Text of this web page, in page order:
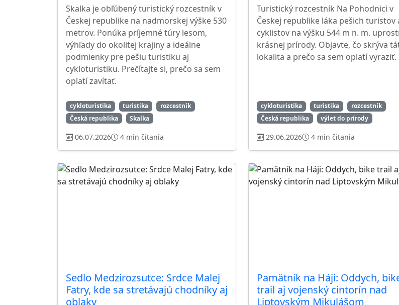
Skalka je obľúbený turistický rozcestník v
Českej republike na nadmorskej výške 530
metrov. Ponúka príjemné túry lesom,
výhľady do okolitej krajiny a ideálne
podmienky pre pešiu turistiku aj
cykloturistiku. Prečítajte si, prečo sa sem
oplatí zavítať.
cykloturistika turistika
rozcestník
Česká republika
Skalka
06.07.2026 4 min čítania
Turistický rozcestník Na Pohodnici v
Českej republike láka pešich turistov
cyklistov na výšku 544 m n. m.
krásnej prírody. Objavte, čo skrýva
lokalita a prečo sa sem oplatí vyraziť.
cykloturistika turistika
rozcestník
Česká republika
výlet do prírody
29.06.2026 4 min čítania
Sedlo Medzirozsutce: Srdce Malej
Fatry, kde sa stretávajú chodníky aj
oblaky
Pamätník na Háji: Oddych,
trail aj vojenský cintorín nad
Liptovským Mikulášom